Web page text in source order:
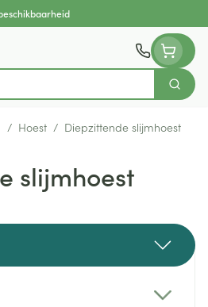
Zoek
/ Hoest / Diepzittende slijmhoest
slijmhoest